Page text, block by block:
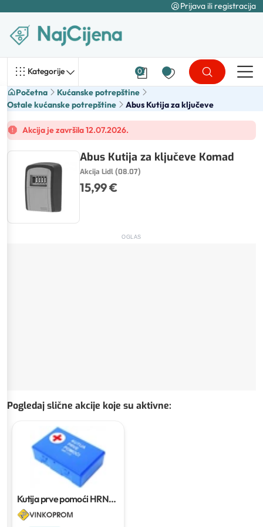
Prijava ili registracija
Kategorije 0
Početna
Kućanske potrepštine
Ostale kućanske potrepštine
Abus Kutija za ključeve
Akcija je završila 12.07.2026.
Abus Kutija za ključeve Komad
Akcija Lidl (08.07)
15,99 €
OGLAS
Pogledaj slične akcije koje su aktivne:
Kutija prve pomoći HRN
1112